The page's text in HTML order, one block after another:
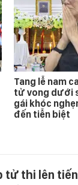
Tang lễ nam
tử vong dưới
gái khóc
đến tiễn biệt
tử thi lên